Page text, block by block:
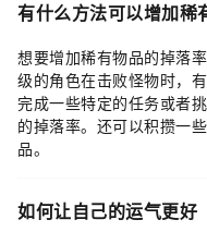
有什么方法可以增加稀
想要增加稀有物品的掉落
级的角色在击败怪物时，
完成一些特定的任务或者
的掉落率。还可以积攒一
品。
如何让自己的运气更好